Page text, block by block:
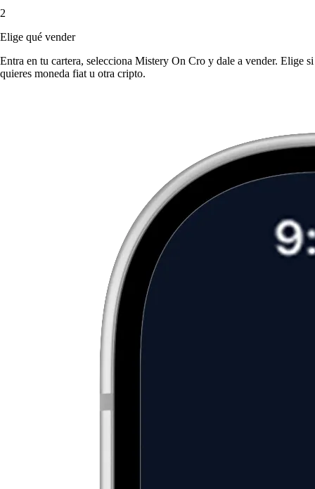
2
Elige qué vender
Entra en tu cartera, selecciona Mistery On Cro y dale a vender. Elige si
quieres moneda fiat u otra cripto.